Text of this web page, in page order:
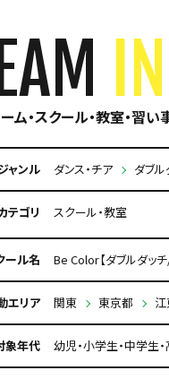
ム・スクール・教室・習い
ャンル ダンス・チア ダブル
テゴリ スクール・教室
ール名 Be Color【ダブルダッ
エリア 関東 東京都
象年代 幼児・小学生・中学生